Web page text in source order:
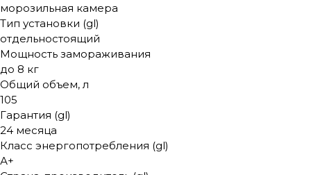
морозильная камера
Тип установки (gl)
отдельностоящий
Мощность замораживания
до 8 кг
Общий объем, л
105
Гарантия (gl)
24 месяца
Класс энергопотребления (gl)
А+